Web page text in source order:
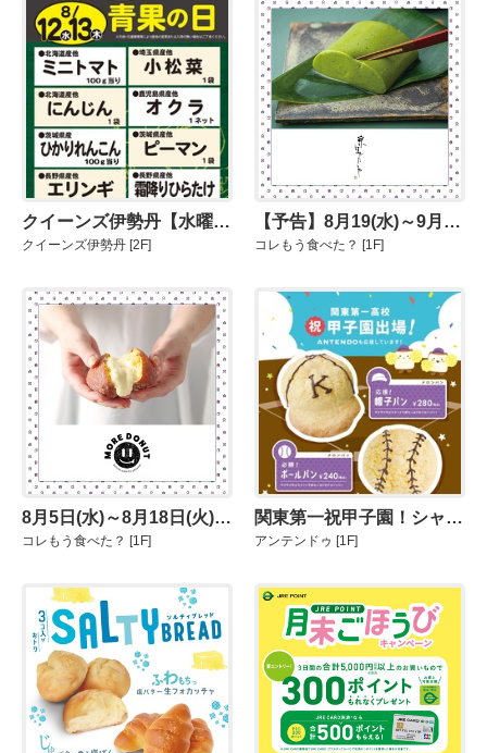
クイーンズ伊勢丹【水曜・木曜日は青果の日】
クイーンズ伊勢丹 [2F]
【予告】8月19(水)～9月1日(火)の出店ブランド『京はやしや』
コレもう食べた？ [1F]
8月5日(水)～8月18日(火)の出店ブランド『モアドーナツ』
コレもう食べた？ [1F]
関東第一祝甲子園！シャポー新小岩店限定の応援パン発売
アンテンドゥ [1F]